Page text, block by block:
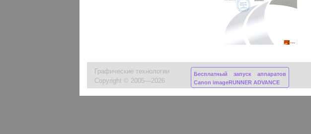
Графические технологии
Copyright © 2005—2026
Бесплатный запуск аппаратов
Canon imageRUNNER ADVANCE